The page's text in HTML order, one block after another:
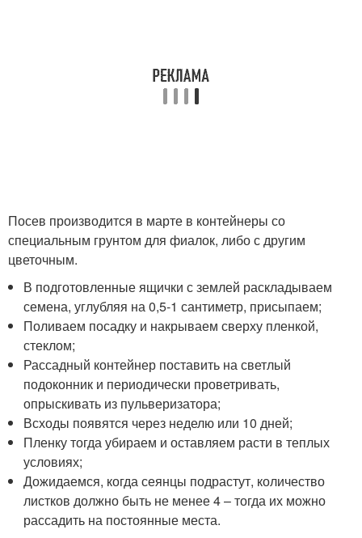
Посев производится в марте в контейнеры со
специальным грунтом для фиалок, либо с другим
цветочным.
В подготовленные ящички с землей раскладываем
семена, углубляя на 0,5-1 сантиметр, присыпаем;
Поливаем посадку и накрываем сверху пленкой,
стеклом;
Рассадный контейнер поставить на светлый
подоконник и периодически проветривать,
опрыскивать из пульверизатора;
Всходы появятся через неделю или 10 дней;
Пленку тогда убираем и оставляем расти в теплых
условиях;
Дожидаемся, когда сеянцы подрастут, количество
листков должно быть не менее 4 – тогда их можно
рассадить на постоянные места.